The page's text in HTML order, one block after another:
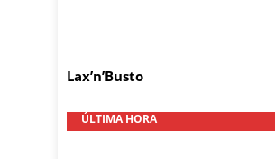
Lax’n’Busto
ÚLTIMA HORA